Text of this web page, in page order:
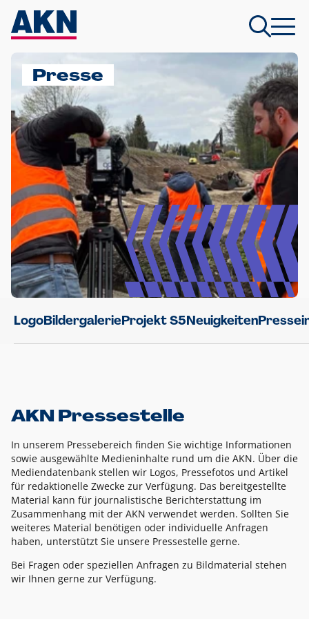
Presse
LogoBildergalerieProjekt S5Neuigkeiten
AKN Pressestelle
In unserem Pressebereich finden Sie wichtige Informationen
sowie ausgewählte Medieninhalte rund um die AKN. Über die
Mediendatenbank stellen wir Logos, Pressefotos und Artikel
für redaktionelle Zwecke zur Verfügung. Das bereitgestellte
Material kann für journalistische Berichterstattung im
Zusammenhang mit der AKN verwendet werden. Sollten Sie
weiteres Material benötigen oder individuelle Anfragen
haben, unterstützt Sie unsere Pressestelle gerne.
Bei Fragen oder speziellen Anfragen zu Bildmaterial stehen
wir Ihnen gerne zur Verfügung.